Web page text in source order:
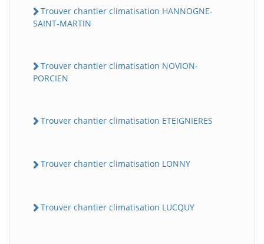
Trouver chantier climatisation HANNOGNE-
SAINT-MARTIN
Trouver chantier climatisation NOVION-
PORCIEN
Trouver chantier climatisation ETEIGNIERES
Trouver chantier climatisation LONNY
Trouver chantier climatisation LUCQUY